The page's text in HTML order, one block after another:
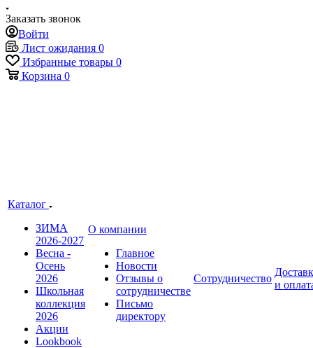
Заказать звонок
Войти
Лист ожидания 0
Избранные товары 0
Корзина 0
Каталог
ЗИМА
2026-2027
Весна -
Осень
2026
Школьная
коллекция
2026
Акции
Lookbook
О компании
Главное
Новости
Отзывы о
сотрудничестве
Письмо
директору
Сотрудничество
и